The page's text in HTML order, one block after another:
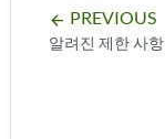
arrow_backward PREVIOUS
알려진 제한 사항